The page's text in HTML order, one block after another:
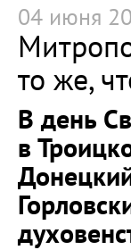
04 июня
то же,
В день
в